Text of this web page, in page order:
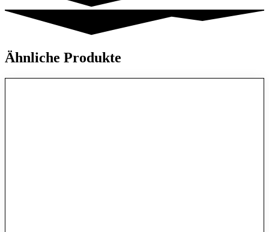
Ähnliche Produkte